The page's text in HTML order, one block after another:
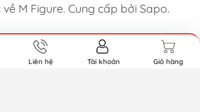
M Figure. Cung cấp bởi Sapo.
Liên hệ Tài khoản Giỏ hàng